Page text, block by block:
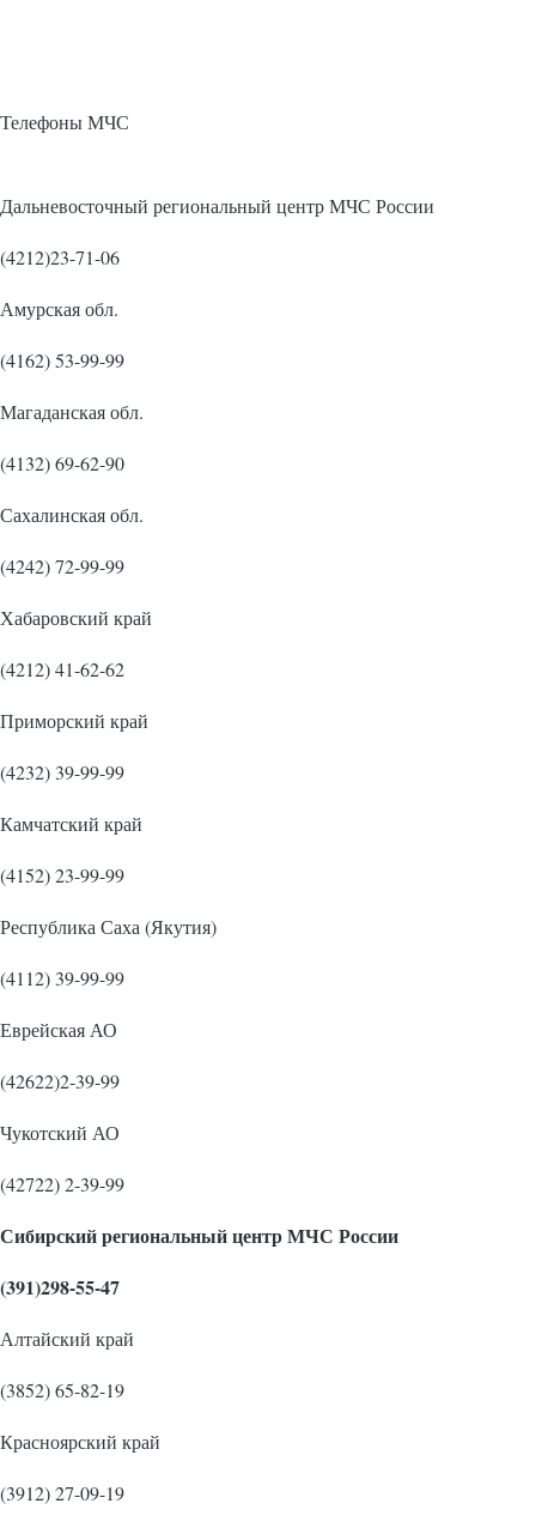
Телефоны МЧС
Дальневосточный региональный центр МЧС России
(4212)23-71-06
Амурская обл.
(4162) 53-99-99
Магаданская обл.
(4132) 69-62-90
Сахалинская обл.
(4242) 72-99-99
Хабаровский край
(4212) 41-62-62
Приморский край
(4232) 39-99-99
Камчатский край
(4152) 23-99-99
Республика Саха (Якутия)
(4112) 39-99-99
Еврейская АО
(42622)2-39-99
Чукотский АО
(42722) 2-39-99
Сибирский региональный центр МЧС России
(391)298-55-47
Алтайский край
(3852) 65-82-19
Красноярский край
(3912) 27-09-19